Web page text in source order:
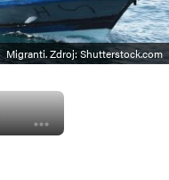
Migranti. Zdroj: Shutterstock.com